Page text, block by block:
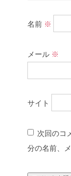
名前 ※
メール ※
サイト
次回のコ
分の名前、